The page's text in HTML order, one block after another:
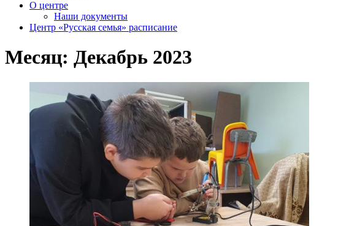
О центре
Наши документы
Центр «Русская семья» расписание
Месяц: Декабрь 2023